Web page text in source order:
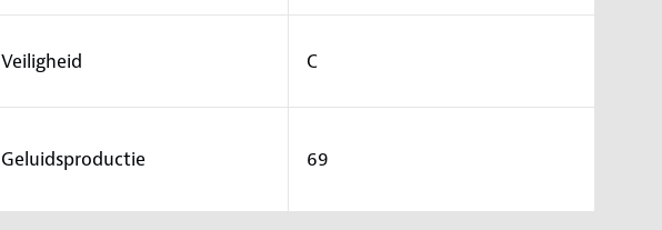
Veiligheid C
Geluidsproductie 69